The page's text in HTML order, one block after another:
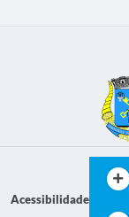
Acessibilidade